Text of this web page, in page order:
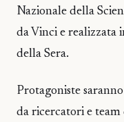
Nazionale della
da Vinci e realizzata
della Sera.
Protagoniste
da ricercatori e